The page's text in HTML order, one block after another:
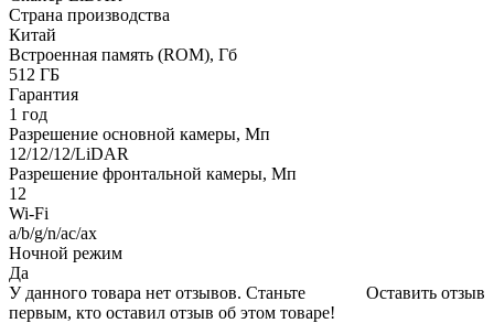
Страна производства
Китай
Встроенная память (ROM), Гб
512 ГБ
Гарантия
1 год
Разрешение основной камеры, Мп
12/12/12/LiDAR
Разрешение фронтальной камеры, Мп
12
Wi-Fi
a/b/g/n/ac/ax
Ночной режим
Да
Оставить отзыв
У данного товара нет отзывов. Станьте
первым, кто оставил отзыв об этом товаре!